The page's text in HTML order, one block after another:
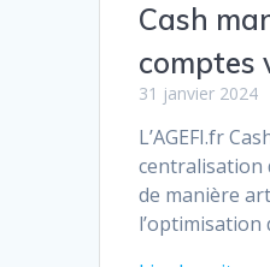
Cash
comptes
31 janvier 2024
L’AGEFI.fr
centralisation
de manière
l’optimisation